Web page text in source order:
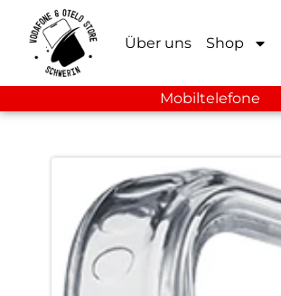
Über uns Shop
Mobiltelefone